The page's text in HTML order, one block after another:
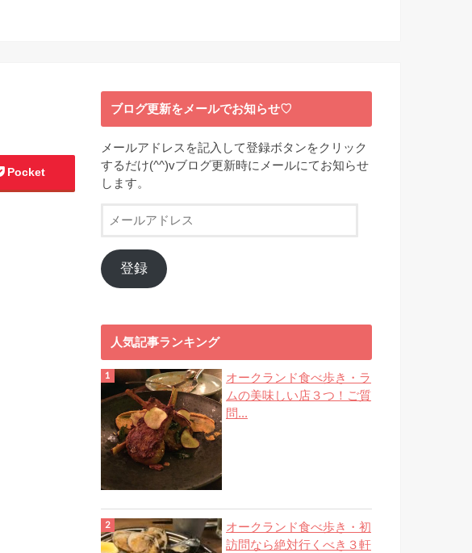
Pocket
ブログ更新をメールでお知らせ♡
メールアドレスを記入して登録ボタンをクリック
するだけ(^^)vブログ更新時にメールにてお知らせ
します。
ー
ア
ド
登録
人気記事ランキング
オークランド食べ歩き・ラ
ムの美味しい店３つ！ご質
問...
オークランド食べ歩き・初
訪問なら絶対行くべき３軒